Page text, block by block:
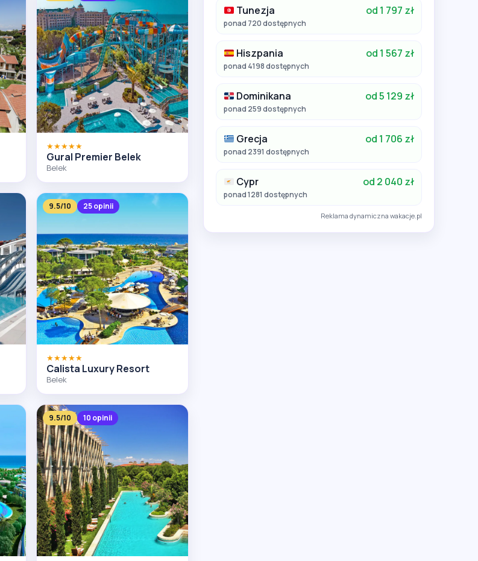
★★★★★
Gural Premier Belek
Belek
9.5/10 25 opinii
★★★★★
Calista Luxury Resort
Belek
9.5/10 10 opinii
Tunezja od 1 797 zł
ponad 720 dostępnych
Hiszpania od 1 567 zł
ponad 4198 dostępnych
Dominikana od 5 129 zł
ponad 259 dostępnych
Grecja od 1 706 zł
ponad 2391 dostępnych
Cypr od 2 040 zł
ponad 1281 dostępnych
Reklama dynamiczna wakacje.pl